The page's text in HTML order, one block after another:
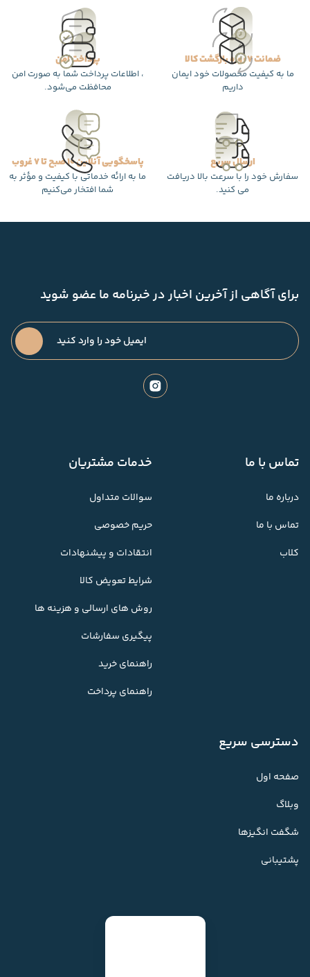
ضمانت 7 روزه بازگشت کالا
ما به کیفیت محصولات خود ایمان
داریم
پرداخت امن
، اطلاعات پرداخت شما به صورت امن
محافظت می‌شود.
ارسال سریع
سفارش خود را با سرعت بالا دریافت
می کنید.
پاسخگویی آنلاین 10 صبح تا 7 غروب
ما به ارائه خدماتی با کیفیت و مؤثر به
شما افتخار می‌کنیم
برای آگاهی از آخرین اخبار در خبرنامه ما عضو شوید
تماس با ما
درباره ما
تماس با ما
کلاب
خدمات مشتریان
سوالات متداول
حریم خصوصی
انتقادات و پیشنهادات
شرایط تعویض کالا
روش های ارسالی و هزینه ها
پیگیری سفارشات
راهنمای خرید
راهنمای پرداخت
دسترسی سریع
صفحه اول
وبلاگ
شگفت انگیزها
پشتیبانی